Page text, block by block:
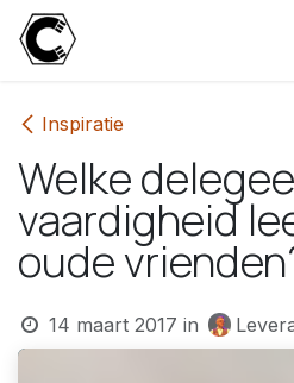
Overslaan naar inhoud
Inspiratie
Welke
vaardigheid
oude
14 maart 2017 in